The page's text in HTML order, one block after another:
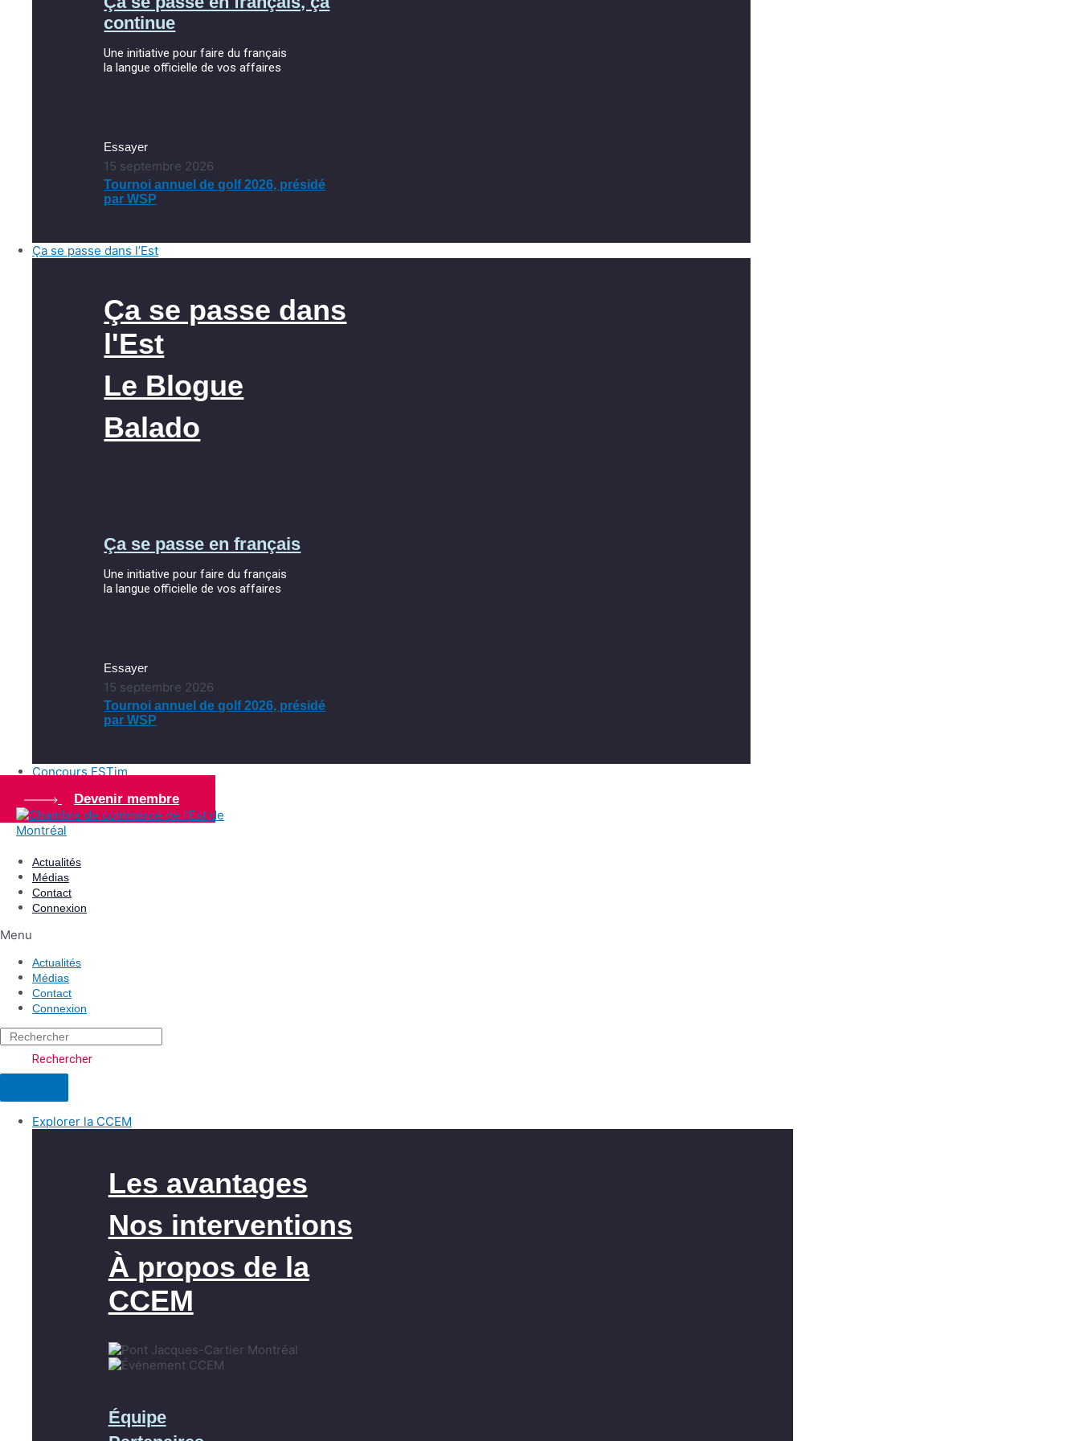
continue
Une initiative pour faire du français
la langue officielle de vos affaires
Essayer
15 septembre 2026
Tournoi annuel de golf 2026, présidé
par WSP
Ça se passe dans l’Est
Ça se passe dans
l'Est
Le Blogue
Balado
Ça se passe en français
Une initiative pour faire du français
la langue officielle de vos affaires
Essayer
15 septembre 2026
Tournoi annuel de golf 2026, présidé
par WSP
Concours ESTim
Devenir membre
Actualités
Médias
Contact
Connexion
Menu
Actualités
Médias
Contact
Connexion
Rechercher
Explorer la CCEM
Les avantages
Nos interventions
À propos de la
CCEM
Équipe